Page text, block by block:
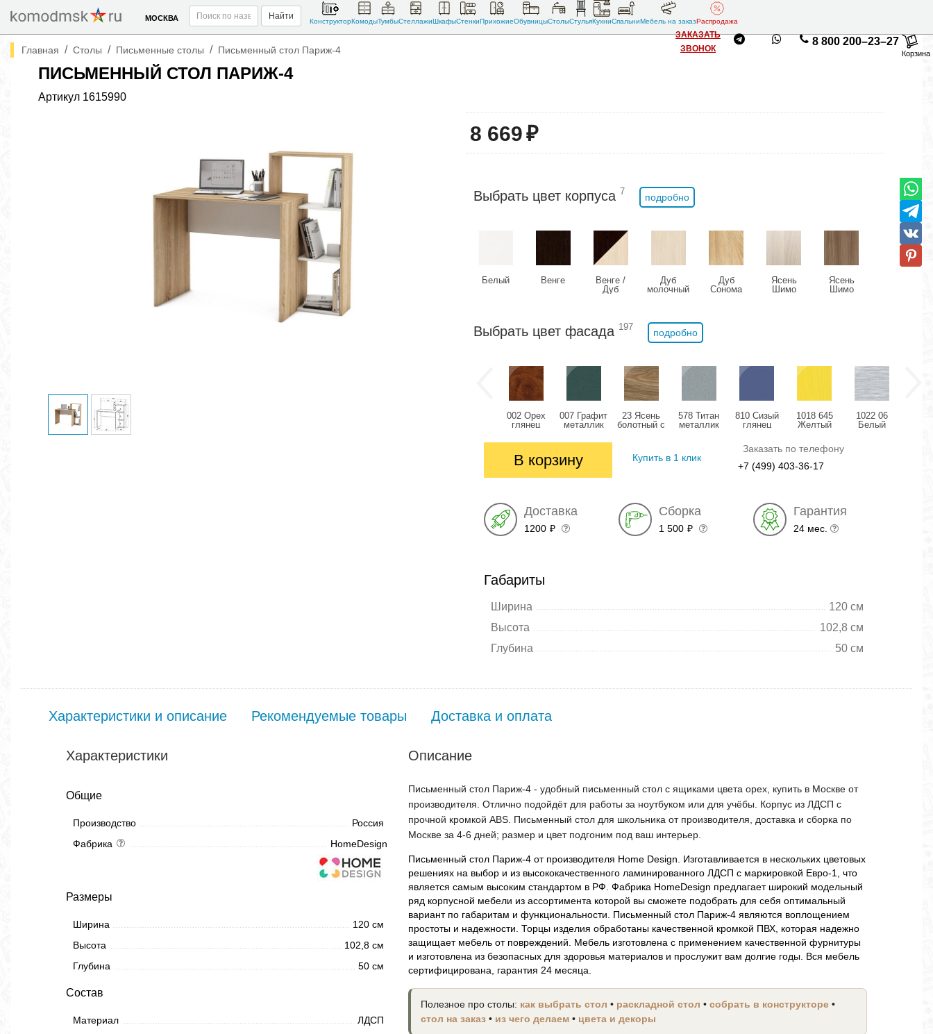
МОСКВА Найти
КонструкторКомодыТумбыСтеллажиШкафыСтенкиПрихожиеОбувницыСтолыСтульяКухниСпальниМебель на заказРаспродажа
ЗАКАЗАТЬ
ЗВОНОК
8 800 200–23–27
Корзина
Главная / Столы / Письменные столы / Письменный стол Париж-4
ПИСЬМЕННЫЙ СТОЛ ПАРИЖ-4
Артикул 1615990
8 669₽
Выбрать цвет корпуса 7
подробно
Белый Венге
Венге /
Дуб
Дуб
молочный
Дуб
Сонома
Ясень
Шимо
Ясень
Шимо
Выбрать цвет фасада 197
подробно
002 Орех
глянец
007 Графит
металлик
23 Ясень
болотный с
578 Титан
металлик
810 Сизый
глянец
1018 645
Желтый
глянец
1022 06
Белый
В корзину Купить в 1 клик
Заказать по телефону
+7 (499) 403-36-17
Доставка
1200 ₽
Сборка
1 500 ₽
Гарантия
24 мес.
Габариты
Ширина
120 см
Высота
102,8 см
Глубина
50 см
Характеристики и описание Рекомендуемые товары Доставка и оплата
Характеристики
Общие
Производство
Россия
Фабрика
HomeDesign
Размеры
Ширина
120 см
Высота
102,8 см
Глубина
50 см
Состав
Материал ЛДСП
Описание
Письменный стол Париж-4 - удобный письменный стол с ящиками цвета орех, купить в Москве от
производителя. Отлично подойдёт для работы за ноутбуком или для учёбы. Корпус из ЛДСП с
прочной кромкой ABS. Письменный стол для школьника от производителя, доставка и сборка по
Москве за 4-6 дней; размер и цвет подгоним под ваш интерьер.
Письменный стол Париж-4 от производителя Home Design. Изготавливается в нескольких цветовых
решениях на выбор и из высококачественного ламинированного ЛДСП с маркировкой Евро-1, что
является самым высоким стандартом в РФ. Фабрика HomeDesign предлагает широкий модельный
ряд корпусной мебели из ассортимента которой вы сможете подобрать для себя оптимальный
вариант по габаритам и функциональности. Письменный стол Париж-4 являются воплощением
простоты и надежности. Торцы изделия обработаны качественной кромкой ПВХ, которая надежно
защищает мебель от повреждений. Мебель изготовлена с применением качественной фурнитуры
и изготовлена из безопасных для здоровья материалов и прослужит вам долгие годы. Вся мебель
сертифицирована, гарантия 24 месяца.
Полезное про столы: как выбрать стол • раскладной стол •собрать в конструкторе •
стол на заказ • из чего делаем • цвета и декоры